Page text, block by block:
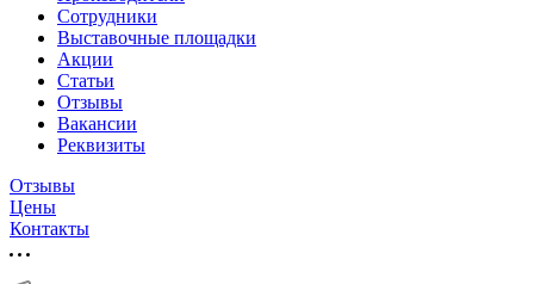
Сотрудники
Выставочные площадки
Акции
Статьи
Отзывы
Вакансии
Реквизиты
Отзывы
Цены
Контакты